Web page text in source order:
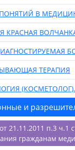
В
КРАСНАЯ
ТЕРАПИЯ
(КОСМЕТОЛОГ).
и
21.11.2011 п.3 ч.1
гражданам